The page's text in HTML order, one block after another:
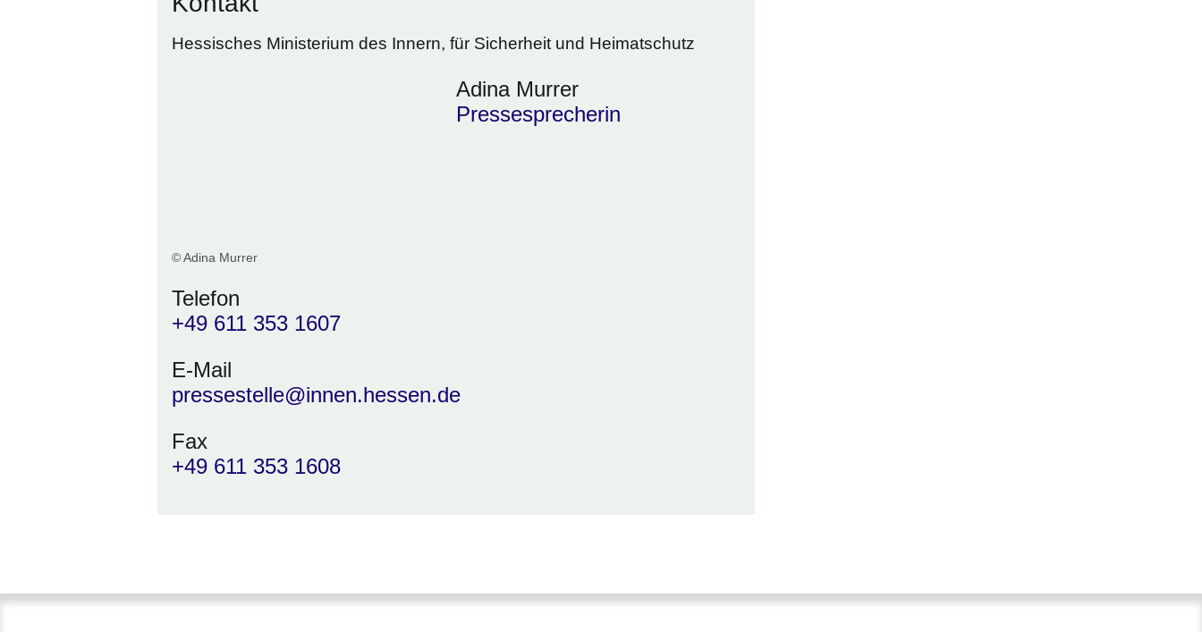
Hessisches Ministerium des Innern, für Sicherheit und Heimatschutz
© Adina Murrer
Adina Murrer
Pressesprecherin
Telefon
+49 611 353 1607
E-Mail
pressestelle@innen.hessen.de
Fax
+49 611 353 1608